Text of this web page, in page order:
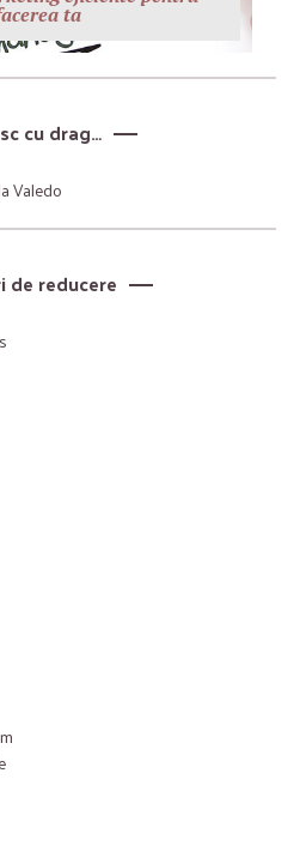
ta
cu drag…
Valedo
de reducere